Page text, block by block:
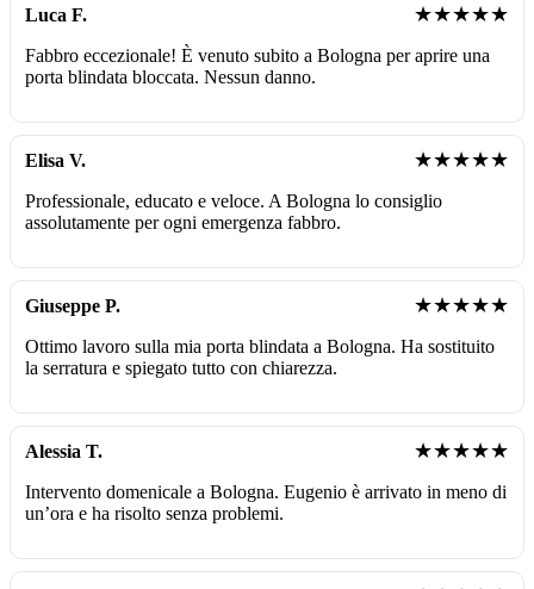
Luca F. ★★★★★
Fabbro eccezionale! È venuto subito a Bologna per aprire una
porta blindata bloccata. Nessun danno.
Elisa V. ★★★★★
Professionale, educato e veloce. A Bologna lo consiglio
assolutamente per ogni emergenza fabbro.
Giuseppe P. ★★★★★
Ottimo lavoro sulla mia porta blindata a Bologna. Ha sostituito
la serratura e spiegato tutto con chiarezza.
Alessia T. ★★★★★
Intervento domenicale a Bologna. Eugenio è arrivato in meno di
un’ora e ha risolto senza problemi.